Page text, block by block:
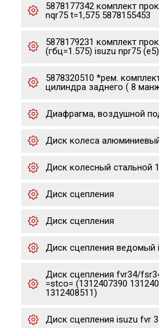
5878177342 комплект
nqr75 t=1,575 5878155453
5878179231 комплект
(гбц=1.575) isuzu npr75
5878320510 *рем.
цилиндра заднего ( 8
Диафрагма, воздушной
Диск колеса
Диск колесный стальной
Диск сцепления
Диск сцепления
Диск сцепления ведомый
Диск сцепления fvr34/
=stco= (1312407390
1312408511)
Диск сцепления isuzu fvr